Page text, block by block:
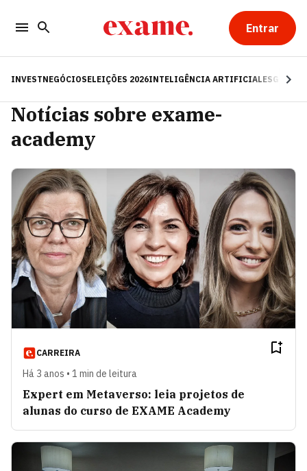
Entrar
INVESTNEGÓCIOSELEIÇÕES 2026INTELIGÊNCIA ARTIFICIALESG
Notícias sobre exame-
academy
CARREIRA
Há 3 anos • 1 min de leitura
Expert em Metaverso: leia projetos de
alunas do curso de EXAME Academy